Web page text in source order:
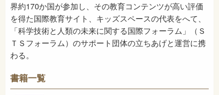
界約170か国が参加し、その教育コンテンツが高い評価
を得た国際教育サイト、キッズスペースの代表をへて、
「科学技術と人類の未来に関する国際フォーラム」（Ｓ
ＴＳフォーラム）のサポート団体の立ちあげと運営に携
わる。
書籍一覧